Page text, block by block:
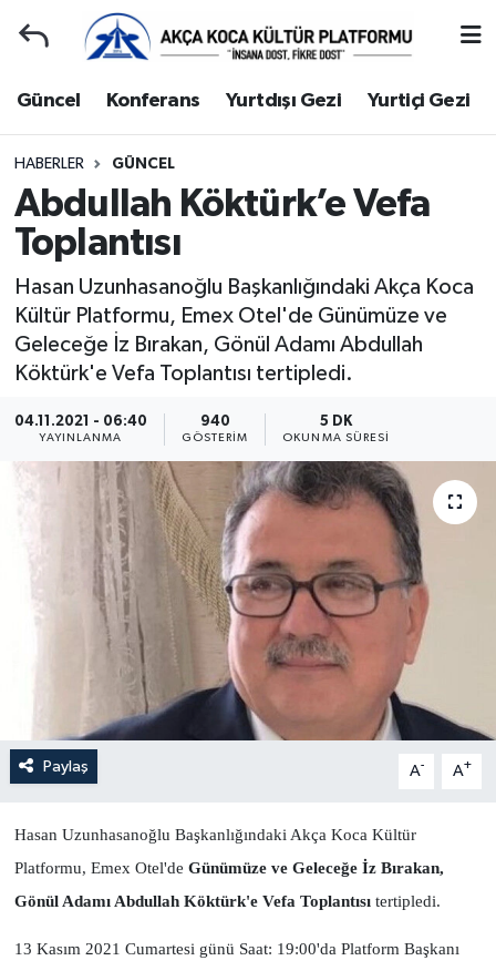
Güncel Konferans Yurtdışı Gezi Yurtiçi Gezi
HABERLER GÜNCEL
Abdullah Köktürk’e Vefa
Toplantısı
Hasan Uzunhasanoğlu Başkanlığındaki Akça Koca
Kültür Platformu, Emex Otel'de Günümüze ve
Geleceğe İz Bırakan, Gönül Adamı Abdullah
Köktürk'e Vefa Toplantısı tertipledi.
04.11.2021 - 06:40
YAYINLANMA
940
GÖSTERIM
5 DK
OKUNMA SÜRESI
Paylaş A- A+
Hasan Uzunhasanoğlu Başkanlığındaki Akça Koca Kültür
Platformu, Emex Otel'de Günümüze ve Geleceğe İz Bırakan,
Gönül Adamı Abdullah Köktürk'e Vefa Toplantısıtertipledi.
13 Kasım 2021 Cumartesi günü Saat: 19:00'da Platform Başkanı
Gençlerle Başbaşa
Güncel
Konferans
Yurtdışı Gezi
Yurtiçi Gezi
Ziyaretler
Hakkımızda
Yönetim Kurulu
Yüksek İstişare Kurulu
Sanat
Kocaeli Hava Durumu
Kocaeli Namaz Vakitleri
Kocaeli Trafik Yoğunluk Haritası
Süper Lig Puan Durumu ve Fikstür
Tüm Manşetler
Son Dakika Haberleri
Haber Arşivi